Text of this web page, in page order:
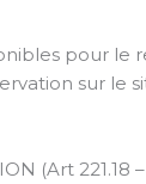
pour le
sur le
(Art